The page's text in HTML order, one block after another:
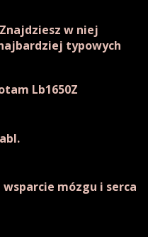
w niej
typowych
Lb1650Z
wsparcie mózgu i serca